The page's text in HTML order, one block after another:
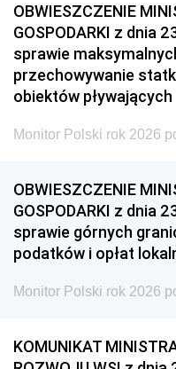
OBWIESZCZENIE
GOSPODARKI z dnia
sprawie
przechowywanie
obiektów
Monitor Polski rok 2026
OBWIESZCZENIE
GOSPODARKI z dnia
sprawie górnych
podatków i opłat
Monitor Polski rok 2026
KOMUNIKAT